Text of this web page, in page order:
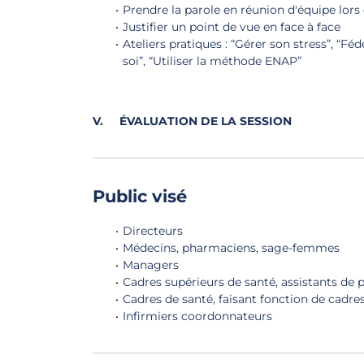
Prendre la parole en réunion d'équipe
Justifier un point de vue en face à face
Ateliers pratiques : “Gérer son stress”,
soi”, “Utiliser la méthode ENAP”
V. ÉVALUATION DE LA SESSION
Public visé
Directeurs
Médecins, pharmaciens, sage-femmes
Managers
Cadres supérieurs de santé, assistants de
Cadres de santé, faisant fonction de
Infirmiers coordonnateurs